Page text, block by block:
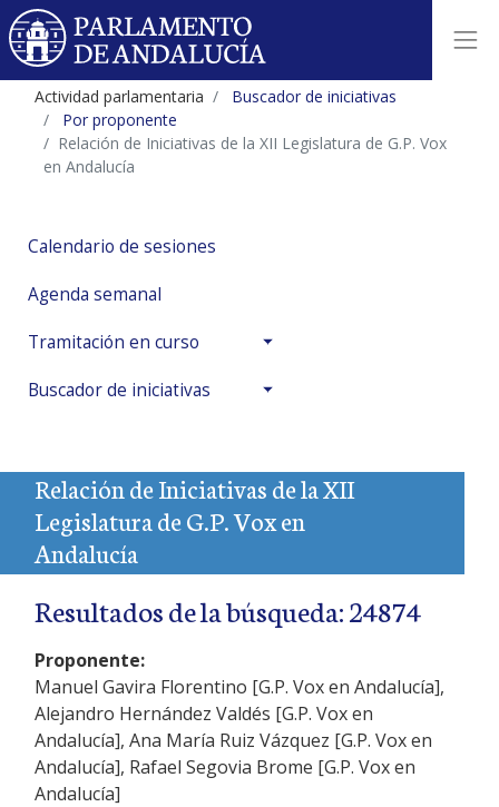
Actividad parlamentaria
Buscador de iniciativas
Por proponente
Relación de Iniciativas de la XII Legislatura de G.P. Vox
en Andalucía
Calendario de sesiones
Agenda semanal
Tramitación en curso
Buscador de iniciativas
Relación de Iniciativas de la XII
Legislatura de G.P. Vox en
Andalucía
Resultados de la búsqueda: 24874
Proponente:
Manuel Gavira Florentino [G.P. Vox en Andalucía],
Alejandro Hernández Valdés [G.P. Vox en
Andalucía], Ana María Ruiz Vázquez [G.P. Vox en
Andalucía], Rafael Segovia Brome [G.P. Vox en
Andalucía]